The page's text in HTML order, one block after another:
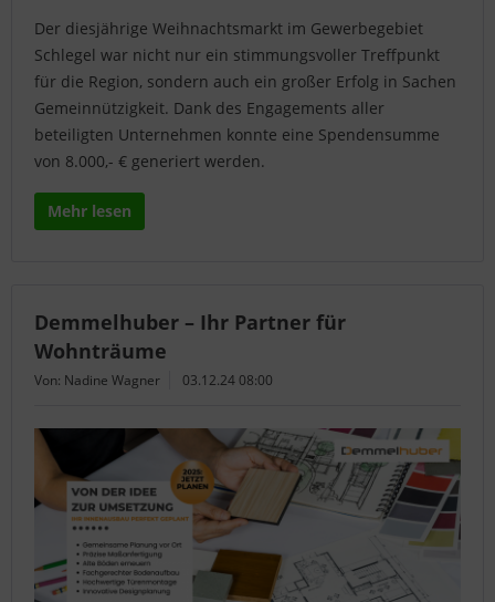
Der diesjährige Weihnachtsmarkt im Gewerbegebiet
Schlegel war nicht nur ein stimmungsvoller Treffpunkt
für die Region, sondern auch ein großer Erfolg in Sachen
Gemeinnützigkeit. Dank des Engagements aller
beteiligten Unternehmen konnte eine Spendensumme
von 8.000,- € generiert werden.
Mehr lesen
Demmelhuber – Ihr Partner für
Wohnträume
Von: Nadine Wagner 03.12.24 08:00